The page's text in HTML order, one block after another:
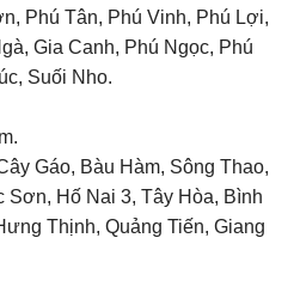
Phú Tân, Phú Vinh, Phú Lợi,
Gia Canh, Phú Ngọc, Phú
Suối Nho.
Gáo, Bàu Hàm, Sông Thao,
Sơn, Hố Nai 3, Tây Hòa, Bình
Thịnh, Quảng Tiến, Giang